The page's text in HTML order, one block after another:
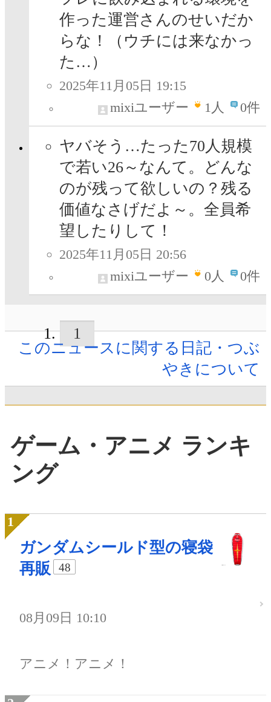
作った運営さんのせいだか
らな！（ウチには来なかっ
た…）
2025年11月05日 19:15
mixiユーザー
1人 0件
ヤバそう…たった70人規模
で若い26～なんて。どんな
のが残って欲しいの？残る
価値なさげだよ～。全員希
望したりして！
2025年11月05日 20:56
mixiユーザー
0人 0件
1
このニュースに関する日記・つぶ
やきについて
ゲーム・アニメ ランキ
ング
ガンダムシールド型の寝袋
再販
48
08月09日 10:10
アニメ！アニメ！